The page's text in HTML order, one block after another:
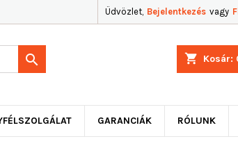
Üdvözlet, Bejelentkezés vagy
shopping_cart Kosár:

GARANCIÁK RÓLUNK